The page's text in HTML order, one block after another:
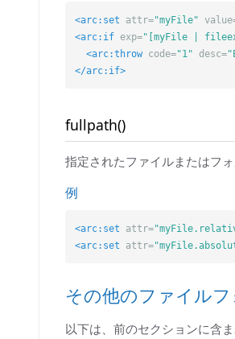
<arc:set attr="myFile"
<arc:if exp="[myFile |
<arc:throw code="1" desc=
</arc:if>
fullpath()
指定されたファイルまたはフ
例
<arc:set attr=
<arc:set
attr=
その他のファイル
以下は、前のセクションに含